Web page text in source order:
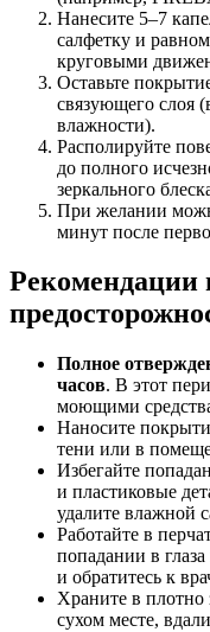
Нанесите 5–7
салфетку и
круговыми
Оставьте
связующего слоя
влажности).
Располируйте
до полного
зеркального
При желании
минут после
Рекомендации
Полное
часов. В этот
моющими
Наносите
тени или в
Избегайте
и пластиковые
удалите влажной
Работайте в
попадании в
и обратитесь к
Храните в плотно
сухом месте,